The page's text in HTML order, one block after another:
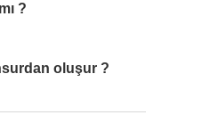
?
oluşur ?